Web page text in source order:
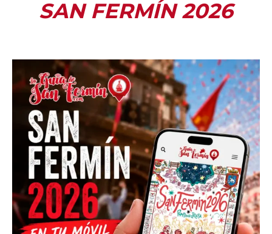
SAN FERMÍN 2026